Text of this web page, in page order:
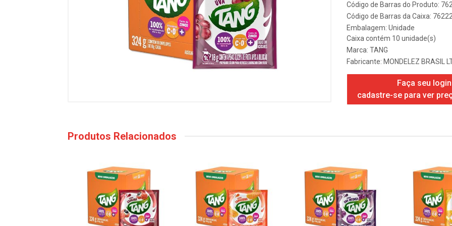
Código de Barras do Produto:
Código de Barras da Caixa:
Embalagem: Unidade
Caixa contém 10 unidade(s)
Marca: TANG
Fabricante: MONDELEZ BRASIL
Faça seu
cadastre-se para ver
Produtos Relacionados